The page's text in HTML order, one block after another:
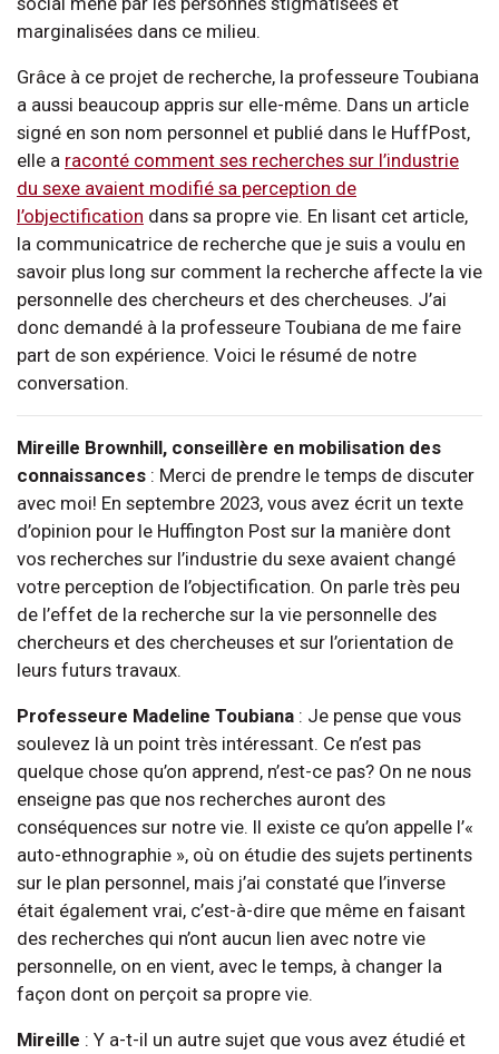
marginalisées dans ce milieu.
Grâce à ce projet de recherche, la professeure Toubiana
a aussi beaucoup appris sur elle-même. Dans un article
signé en son nom personnel et publié dans le HuffPost,
elle a raconté comment ses recherches sur l’industrie
du sexe avaient modifié sa perception de
l’objectification dans sa propre vie. En lisant cet article,
la communicatrice de recherche que je suis a voulu en
savoir plus long sur comment la recherche affecte la vie
personnelle des chercheurs et des chercheuses. J’ai
donc demandé à la professeure Toubiana de me faire
part de son expérience. Voici le résumé de notre
conversation.
Mireille Brownhill, conseillère en mobilisation des
connaissances : Merci de prendre le temps de discuter
avec moi! En septembre 2023, vous avez écrit un texte
d’opinion pour le Huffington Post sur la manière dont
vos recherches sur l’industrie du sexe avaient changé
votre perception de l’objectification. On parle très peu
de l’effet de la recherche sur la vie personnelle des
chercheurs et des chercheuses et sur l’orientation de
leurs futurs travaux.
Professeure Madeline Toubiana : Je pense que vous
soulevez là un point très intéressant. Ce n’est pas
quelque chose qu’on apprend, n’est-ce pas? On ne nous
enseigne pas que nos recherches auront des
conséquences sur notre vie. Il existe ce qu’on appelle l’«
auto-ethnographie », où on étudie des sujets pertinents
sur le plan personnel, mais j’ai constaté que l’inverse
était également vrai, c’est-à-dire que même en faisant
des recherches qui n’ont aucun lien avec notre vie
personnelle, on en vient, avec le temps, à changer la
façon dont on perçoit sa propre vie.
Mireille : Y a-t-il un autre sujet que vous avez étudié et